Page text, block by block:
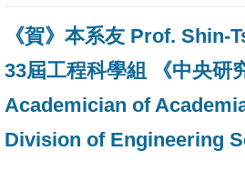
About
Us
《賀》本系友 Prof. Shin-
33屆工程科學組 《中央研
Academician of
Division of Engineering